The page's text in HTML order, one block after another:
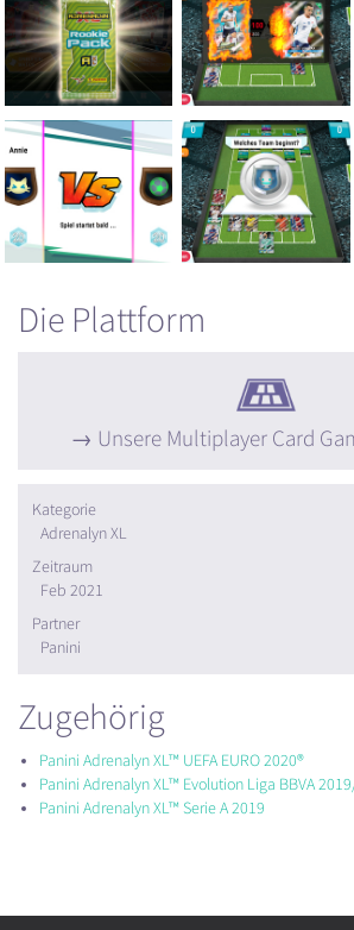
Die Plattform
Unsere Multiplayer Card
Kategorie
Adrenalyn XL
Zeitraum
Feb 2021
Partner
Panini
Zugehörig
Panini Adrenalyn XL™ UEFA EURO 2020®
Panini Adrenalyn XL™ Evolution Liga BBVA
Panini Adrenalyn XL™ Serie A 2019